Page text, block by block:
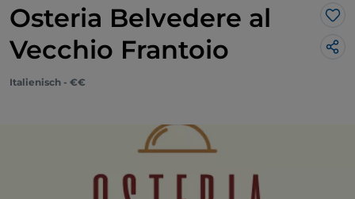
Osteria Belvedere al
Vecchio Frantoio
Italienisch - €€